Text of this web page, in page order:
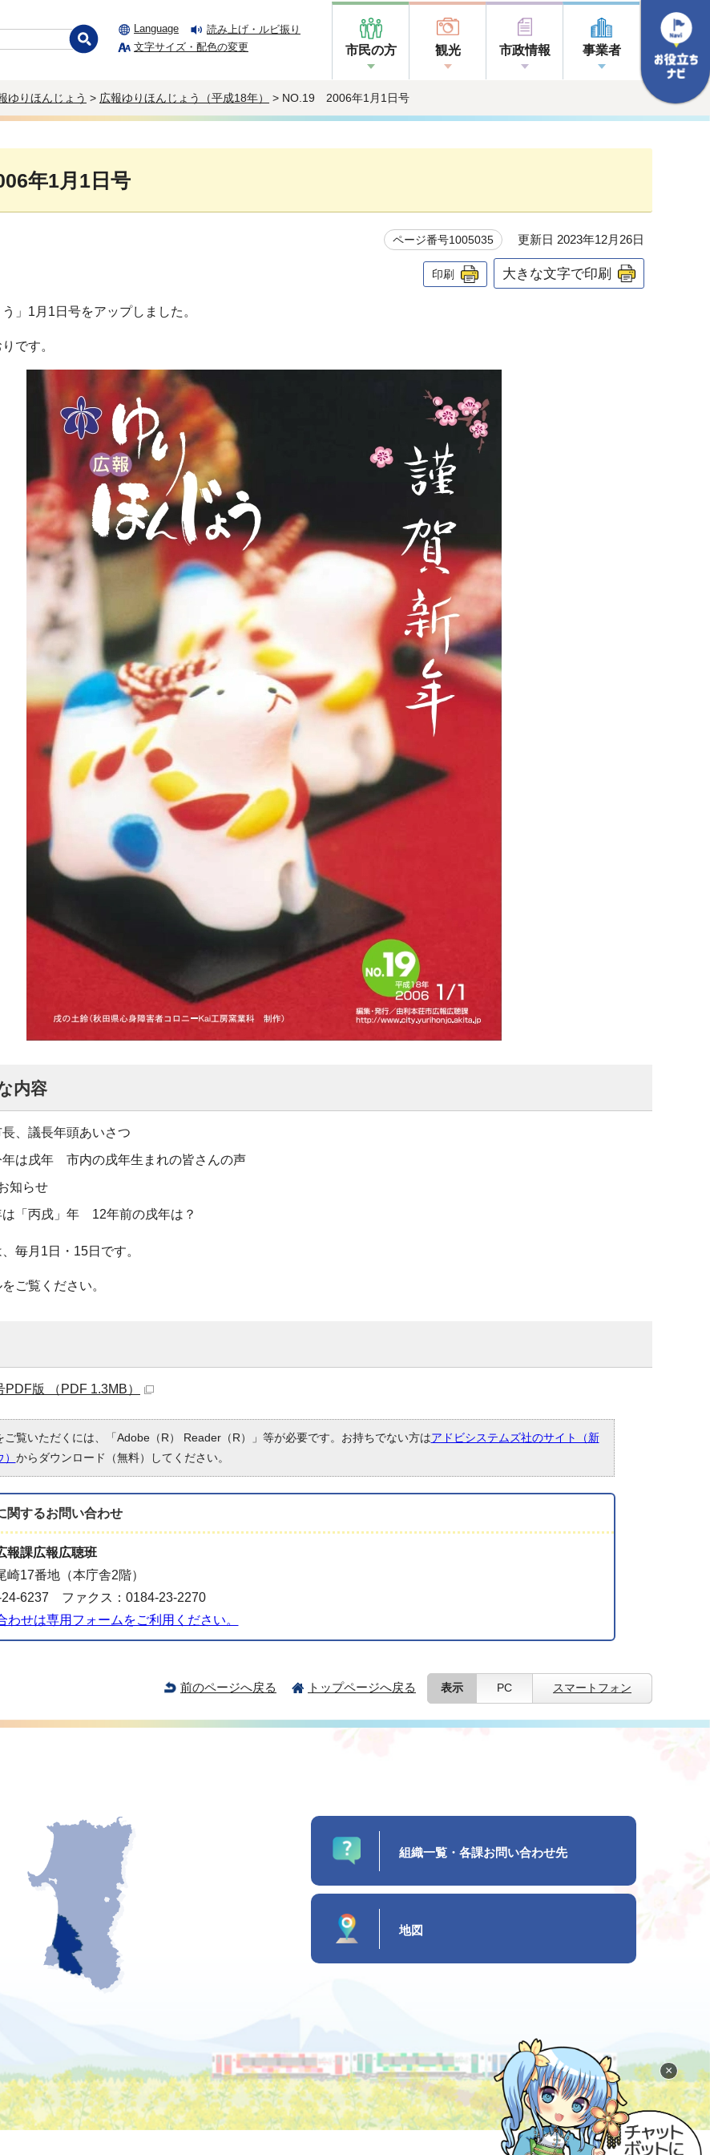
Language
読み上げ・ルビ振り
文字サイズ・配色の変更
市民の方 観光 市政情報 事業者
ゆりほんじょう > 広報ゆりほんじょう（平成18年） > NO.19 2006年1月1日号
年1月1日号
ページ番号1005035 更新日 2023年12月26日
印刷 大きな文字で印刷
」1月1日号をアップしました。
です。
内容
、議長年頭あいさつ
年は戌年 市内の戌年生まれの皆さんの声
知らせ
は「丙戌」年 12年前の戌年は？
毎月1日・15日です。
ご覧ください。
版 （PDF 1.3MB）
ご覧いただくには、「Adobe（R） Reader（R）」等が必要です。お持ちでない方はアドビシステムズ社のサイト（新
からダウンロード（無料）してください。
関するお問い合わせ
報課広報広聴班
崎17番地（本庁舎2階）
24-6237 ファクス：0184-23-2270
わせは専用フォームをご利用ください。
前のページへ戻る トップページへ戻る 表示 PC スマートフォン
×
組織一覧・各課お問い合わせ先
地図